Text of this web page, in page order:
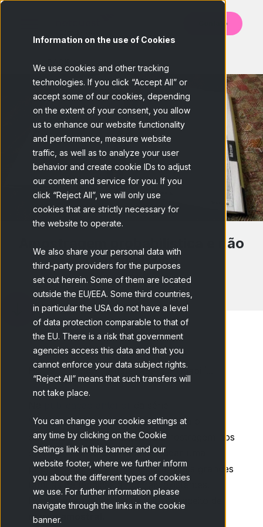
Information on the use of Cookies
We use cookies and other tracking
technologies. If you click “Accept All” or
accept some of our cookies, depending
on the extent of your consent, you allow
us to enhance our website functionality
and performance, measure website
traffic, as well as to analyze your user
behavior and create cookie IDs to adjust
our content and service for you. If you
click “Reject All”, we will only use
cookies that are strictly necessary for
the website to operate.
We also share your personal data with
third-party providers for the purposes
set out herein. Some of them are located
outside the EU/EEA. Some third countries,
in particular the USA do not have a level
of data protection comparable to that of
the EU. There is a risk that government
agencies access this data and that you
cannot enforce your data subject rights.
“Reject All” means that such transfers will
not take place.
You can change your cookie settings at
any time by clicking on the Cookie
Settings link in this banner and our
website footer, where we further inform
you about the different types of cookies
we use. For further information please
navigate through the links in the cookie
banner.
Contato
Amostragem probabilística e não
probabilística
Home Blog Amostragem probabilí...
"Amostragem", vimos o que significa o
conceito e quais vantagens a amostragem nos
oferece quando queremos estudar uma
população. Hoje iremos estudar duas grandes
famílias de técnicas amostrais existentes.
Primeiramente, vamos definir o conceito de
marco amostral.